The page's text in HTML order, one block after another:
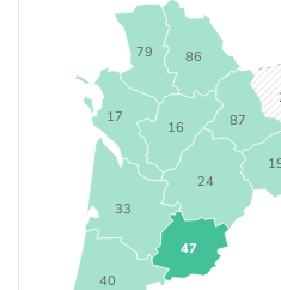
16
17
24
33
40
47
79 86
87